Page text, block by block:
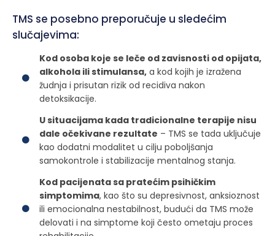
TMS se posebno preporučuje u sledećim
slučajevima:
Kod osoba koje se leče od zavisnosti od opijata,
alkohola ili stimulansa, a kod kojih je izražena
žudnja i prisutan rizik od recidiva nakon
detoksikacije.
U situacijama kada tradicionalne terapije nisu
dale očekivane rezultate – TMS se tada uključuje
kao dodatni modalitet u cilju poboljšanja
samokontrole i stabilizacije mentalnog stanja.
Kod pacijenata sa pratećim psihičkim
simptomima, kao što su depresivnost, anksioznost
ili emocionalna nestabilnost, budući da TMS može
delovati i na simptome koji često ometaju proces